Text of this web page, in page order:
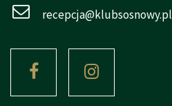
recepcja@klubsosnowy.pl